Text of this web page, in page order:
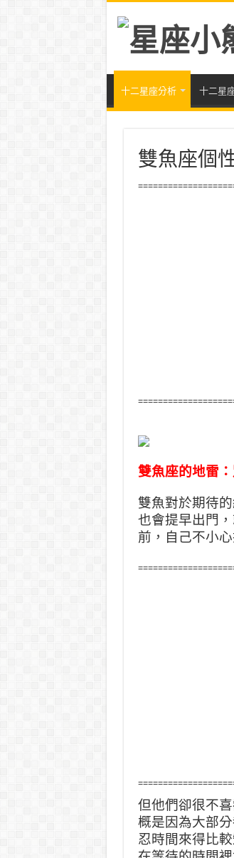
十二星座分析 十二星
雙魚座個
雙魚座的地雷：
雙魚對於期待
也會提早出門
前，自己不小
但他們卻很不
概是因為大部
忍時間來得比